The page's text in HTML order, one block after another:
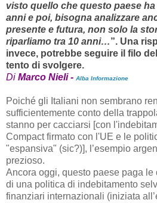
visto quello che questo paese
anni e poi, bisogna analizzare
presente e futura, non solo la
riparliamo tra 10 anni…”. Una
invece, potrebbe seguire il filo
tento di svolgere.
Di Marco Nieli - Alba Informazione
Poiché gli Italiani non sembrano
sufficientemente conto della
stanno per cacciarsi [con
Compact firmato con l'UE e le
"espansiva" (sic?)], l’esempio
prezioso.
Ancora oggi, questo paese paga
di una politica di indebitamento
finanziari internazionali (iniziata